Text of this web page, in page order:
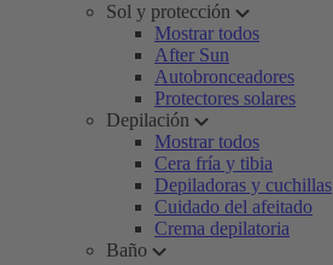
Sol y protección
Mostrar todos
After Sun
Autobronceadores
Protectores solares
Depilación
Mostrar todos
Cera fría y tibia
Depiladoras y cuchillas
Cuidado del afeitado
Crema depilatoria
Baño